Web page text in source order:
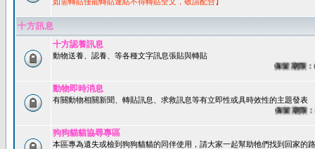
十方訊息
十方認養訊息
動物送養、認養、等各種文字訊息張貼與轉貼
保留期限：60
動物即時消息
有關動物相關新聞、轉貼訊息、求救訊息等有立即性或具時效性的主題發表
保留期限：45
狗狗貓貓協尋專區
本區專為遺失或檢到狗狗貓貓的同伴使用，請大家一起幫助牠們找到回家的